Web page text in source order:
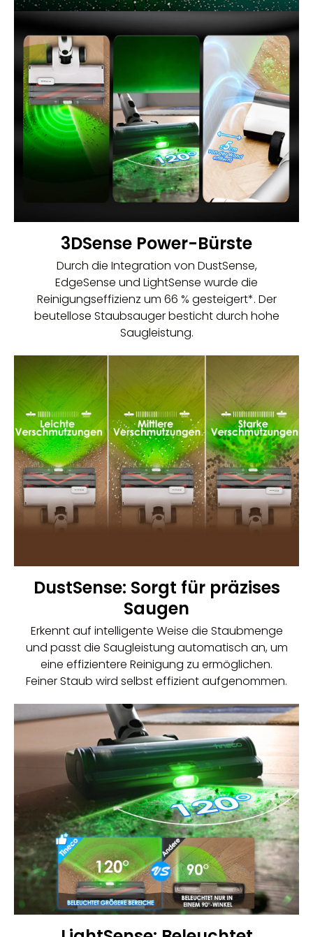
3DSense Power-Bürste
Durch die Integration von DustSense,
EdgeSense und LightSense wurde die
Reinigungseffizienz um 66 % gesteigert*. Der
beutellose Staubsaugerbesticht durch hohe
Saugleistung.
DustSense: Sorgt für präzises
Saugen
Erkennt auf intelligente Weise die Staubmenge
und passt die Saugleistung automatisch an, um
eine effizientere Reinigung zu ermöglichen.
Feiner Staub wird selbst effizient aufgenommen.